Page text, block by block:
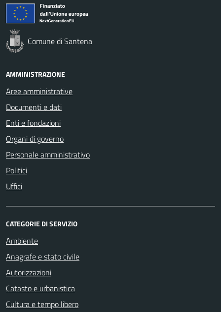
Comune di Santena
AMMINISTRAZIONE
Aree amministrative
Documenti e dati
Enti e fondazioni
Organi di governo
Personale amministrativo
Politici
Uffici
CATEGORIE DI SERVIZIO
Ambiente
Anagrafe e stato civile
Autorizzazioni
Catasto e urbanistica
Cultura e tempo libero